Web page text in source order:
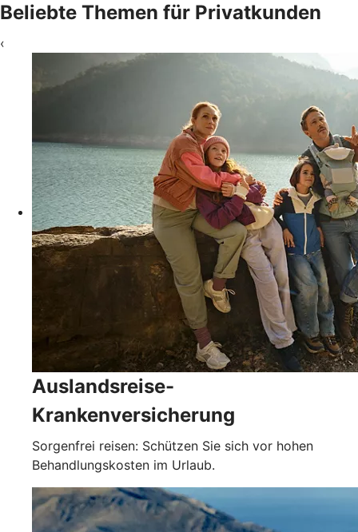
Beliebte Themen für Privatkunden
‹
Auslandsreise-
Krankenversicherung
Sorgenfrei reisen: Schützen Sie sich vor hohen
Behandlungskosten im Urlaub.